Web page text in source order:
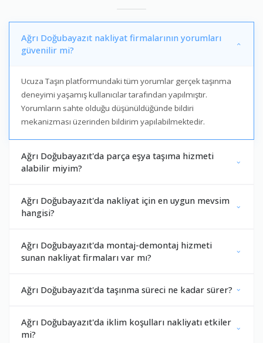
Ağrı Doğubayazıt nakliyat firmalarının yorumları
güvenilir mi?
Ucuza Taşın platformundaki tüm yorumlar gerçek taşınma
deneyimi yaşamış kullanıcılar tarafından yapılmıştır.
Yorumların sahte olduğu düşünüldüğünde bildiri
mekanizması üzerinden bildirim yapılabilmektedir.
Ağrı Doğubayazıt'da parça eşya taşıma hizmeti
alabilir miyim?
Ağrı Doğubayazıt'da nakliyat için en uygun mevsim
hangisi?
Ağrı Doğubayazıt'da montaj-demontaj hizmeti
sunan nakliyat firmaları var mı?
Ağrı Doğubayazıt'da taşınma süreci ne kadar sürer?
Ağrı Doğubayazıt'da iklim koşulları nakliyatı etkiler
mi?